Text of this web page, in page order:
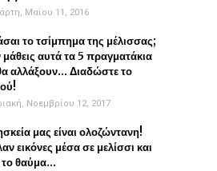
Μαΐου 11, 2016
το τσίμπημα της μέλισσας;
αυτά τα 5 πραγματάκια
αλλάξουν... Διαδώστε το
Νοεμβρίου 12, 2017
μας είναι ολοζώντανη!
εικόνες μέσα σε μελίσσι και
το θαύμα...